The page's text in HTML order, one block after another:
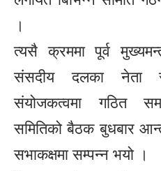
।
त्यसै क्रममा पूर्व
संसदीय दलका नेता
संयोजकत्वमा गठित
समितिको बैठक बुधबार
सभाकक्षमा सम्पन्न भयो ।